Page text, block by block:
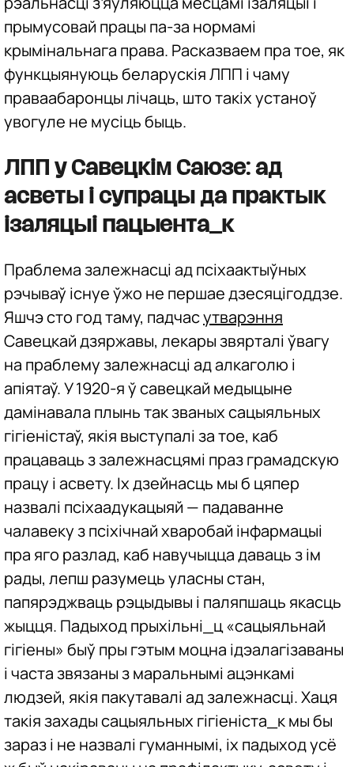
прымусовай працы па-за нормамі
крымінальнага права. Расказваем пра тое, як
функцыянуюць беларускія ЛПП і чаму
праваабаронцы лічаць, што такіх устаноў
увогуле не мусіць быць.
ЛПП у Савецкім Саюзе: ад
асветы і супрацы да практык
ізаляцыі пацыента_к
Праблема залежнасці ад псіхаактыўных
рэчываў існуе ўжо не першае дзесяцігоддзе.
Яшчэ сто год таму, падчасутварэння
Савецкай дзяржавы, лекары звярталі ўвагу
на праблему залежнасці ад алкаголю і
апіятаў. У 1920-я ў савецкай медыцыне
дамінавала плынь так званых сацыяльных
гігіеністаў, якія выступалі за тое, каб
працаваць з залежнасцямі праз грамадскую
працу і асвету. Іх дзейнасць мы б цяпер
назвалі псіхаадукацыяй — падаванне
чалавеку з псіхічнай хваробай інфармацыі
пра яго разлад, каб навучыцца даваць з ім
рады, лепш разумець уласны стан,
папярэджваць рэцыдывы і паляпшаць якасць
жыцця. Падыход прыхільні_ц «сацыяльнай
гігіены» быў пры гэтым моцна ідэалагізаваны
і часта звязаны з маральнымі ацэнкамі
людзей, якія пакутавалі ад залежнасці. Хаця
такія захады сацыяльных гігіеніста_к мы бы
зараз і не назвалі гуманнымі, іх падыход усё